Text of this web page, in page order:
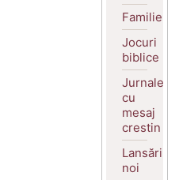
Familie
Jocuri
biblice
Jurnale
cu
mesaj
crestin
Lansări
noi